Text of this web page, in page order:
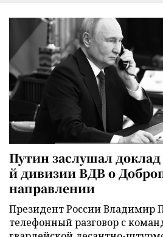
Путин заслушал
й дивизии ВДВ о
направлении
Президент России Владимир
телефонный разговор с